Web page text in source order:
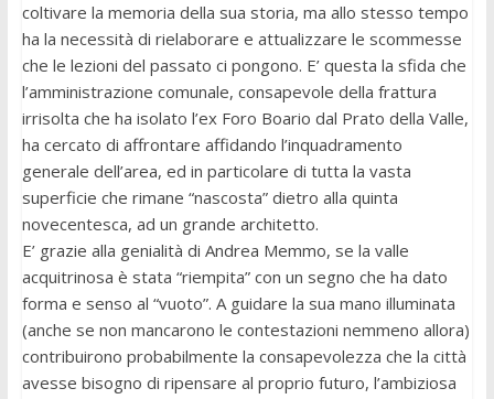
coltivare la memoria della sua storia, ma allo stesso tempo
ha la necessità di rielaborare e attualizzare le scommesse
che le lezioni del passato ci pongono. E’ questa la sfida che
l’amministrazione comunale, consapevole della frattura
irrisolta che ha isolato l’ex Foro Boario dal Prato della Valle,
ha cercato di affrontare affidando l’inquadramento
generale dell’area, ed in particolare di tutta la vasta
superficie che rimane “nascosta” dietro alla quinta
novecentesca, ad un grande architetto.
E’ grazie alla genialità di Andrea Memmo, se la valle
acquitrinosa è stata “riempita” con un segno che ha dato
forma e senso al “vuoto”. A guidare la sua mano illuminata
(anche se non mancarono le contestazioni nemmeno allora)
contribuirono probabilmente la consapevolezza che la città
avesse bisogno di ripensare al proprio futuro, l’ambiziosa